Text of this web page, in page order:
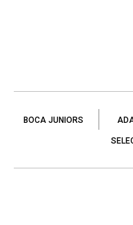
BOCA JUNIORS